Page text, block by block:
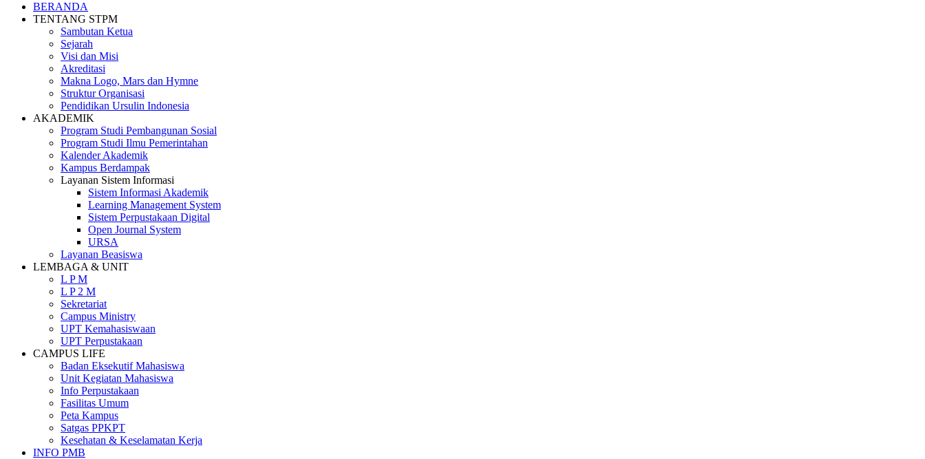
BERANDA
TENTANG STPM
Sambutan Ketua
Sejarah
Visi dan Misi
Akreditasi
Makna Logo, Mars dan Hymne
Struktur Organisasi
Pendidikan Ursulin Indonesia
AKADEMIK
Program Studi Pembangunan Sosial
Program Studi Ilmu Pemerintahan
Kalender Akademik
Kampus Berdampak
Layanan Sistem Informasi
Sistem Informasi Akademik
Learning Management System
Sistem Perpustakaan Digital
Open Journal System
URSA
Layanan Beasiswa
LEMBAGA & UNIT
L P M
L P 2 M
Sekretariat
Campus Ministry
UPT Kemahasiswaan
UPT Perpustakaan
CAMPUS LIFE
Badan Eksekutif Mahasiswa
Unit Kegiatan Mahasiswa
Info Perpustakaan
Fasilitas Umum
Peta Kampus
Satgas PPKPT
Kesehatan & Keselamatan Kerja
INFO PMB